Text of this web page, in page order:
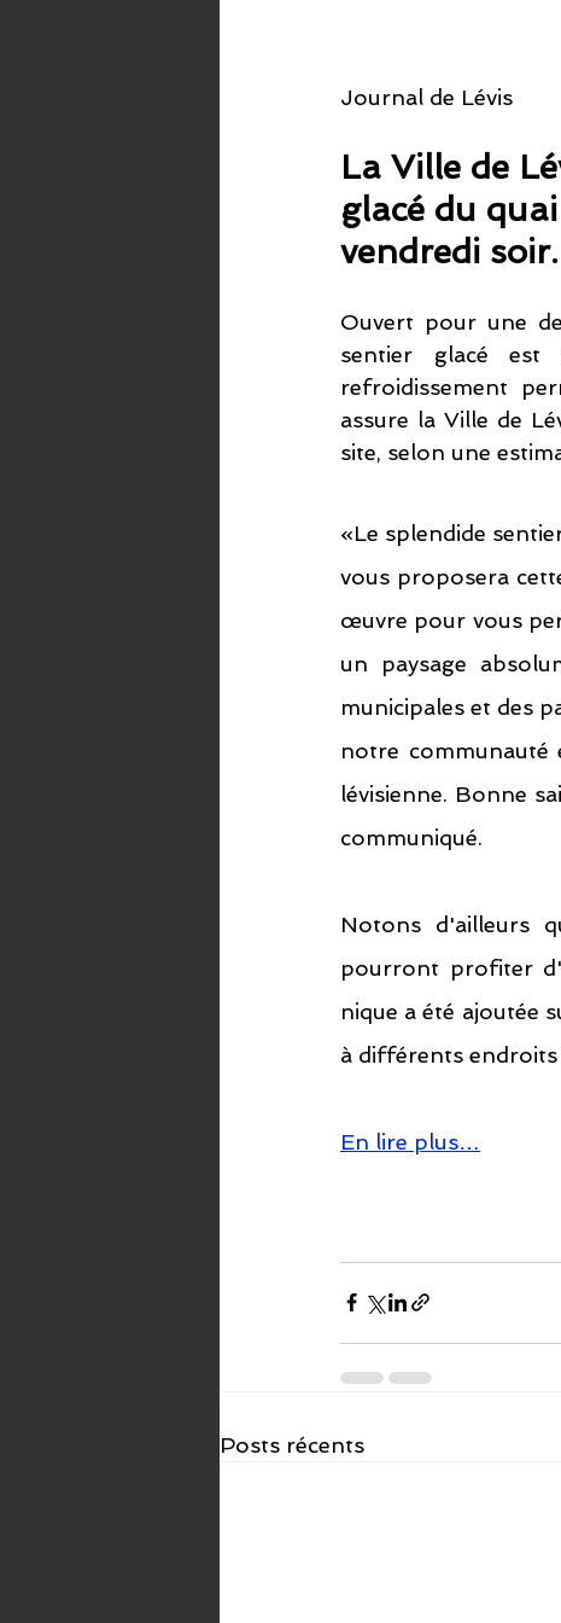
Journal de Lévis
La Ville de
glacé du
vendredi soir.
Ouvert pour une
sentier glacé est
refroidissement
assure la Ville de
site, selon une
«Le splendide
vous proposera
œuvre pour vous
un paysage
municipales et des
notre communauté
lévisienne. Bonne
communiqué.
Notons d'ailleurs
pourront profiter
nique a été ajoutée
à différents
En lire plus…
Posts récents